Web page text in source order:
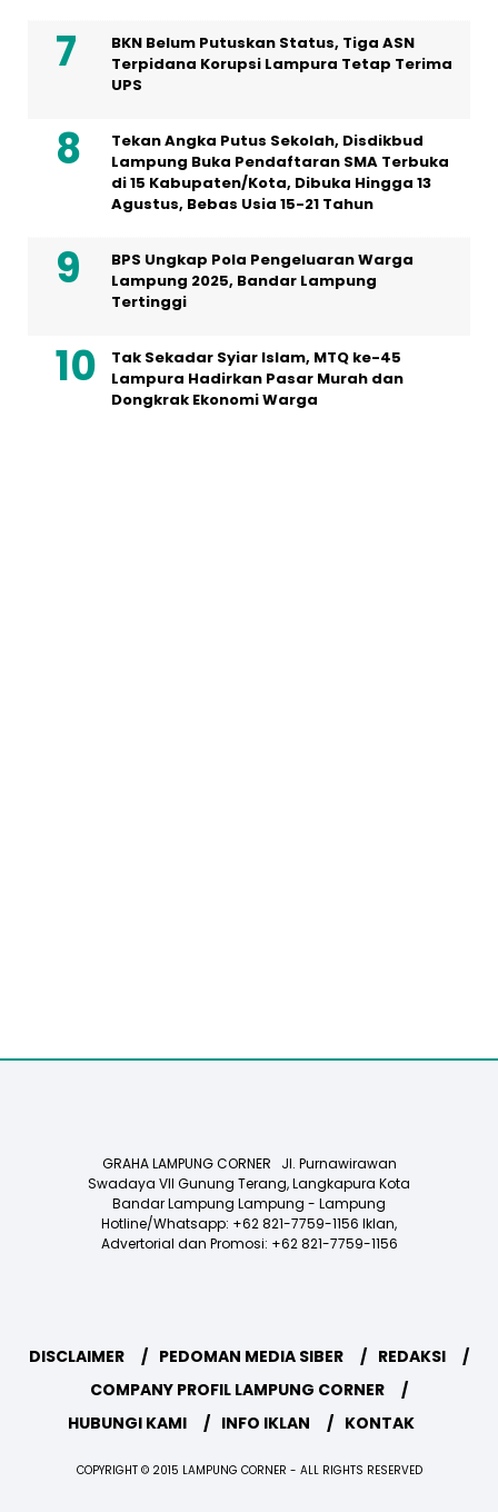
BKN Belum Putuskan Status, Tiga ASN
Terpidana Korupsi Lampura Tetap Terima
UPS
Tekan Angka Putus Sekolah, Disdikbud
Lampung Buka Pendaftaran SMA Terbuka
di 15 Kabupaten/Kota, Dibuka Hingga 13
Agustus, Bebas Usia 15-21 Tahun
BPS Ungkap Pola Pengeluaran Warga
Lampung 2025, Bandar Lampung
Tertinggi
Tak Sekadar Syiar Islam, MTQ ke-45
Lampura Hadirkan Pasar Murah dan
Dongkrak Ekonomi Warga
GRAHA LAMPUNG CORNER Jl. Purnawirawan
Swadaya VII Gunung Terang, Langkapura Kota
Bandar Lampung Lampung - Lampung
Hotline/Whatsapp: +62 821-7759-1156 Iklan,
Advertorial dan Promosi: +62 821-7759-1156
DISCLAIMER PEDOMAN MEDIA SIBER
REDAKSI
COMPANY PROFIL LAMPUNG CORNER
HUBUNGI KAMI
INFO IKLAN KONTAK
COPYRIGHT © 2015 LAMPUNG CORNER - ALL RIGHTS RESERVED